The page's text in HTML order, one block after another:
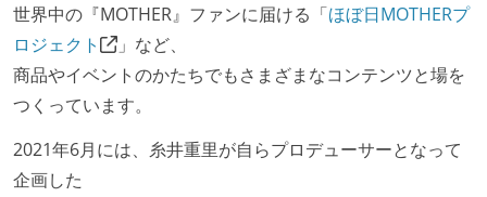
世界中の『MOTHER』ファンに届ける「ほぼ日MOTHERプ
ロジェクト
」など、
商品やイベントのかたちでもさまざまなコンテンツと場を
つくっています。
2021年6月には、糸井重里が自らプロデューサーとなって
企画した